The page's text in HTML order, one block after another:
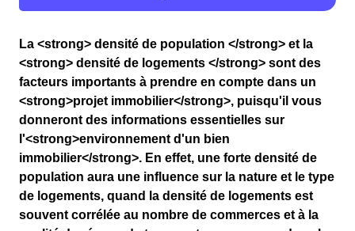
La <strong> densité de population </strong> et la
<strong> densité de logements </strong> sont des
facteurs importants à prendre en compte dans un
<strong>projet immobilier</strong>, puisqu'il vous
donneront des informations essentielles sur
l'<strong>environnement d'un bien
immobilier</strong>. En effet, une forte densité de
population aura une influence sur la nature et le type
de logements, quand la densité de logements est
souvent corrélée au nombre de commerces et à la